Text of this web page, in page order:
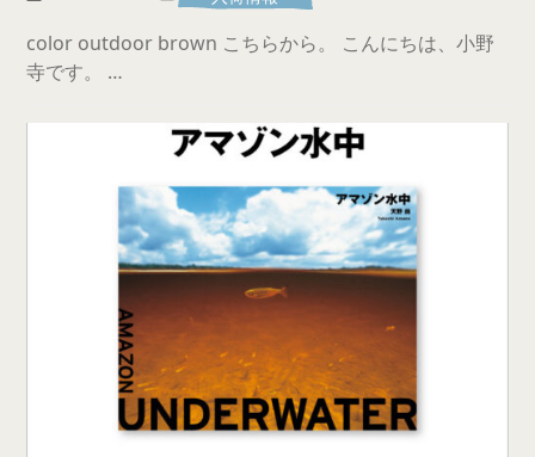
color outdoor brown こちらから。 こんにちは、小野
寺です。 …